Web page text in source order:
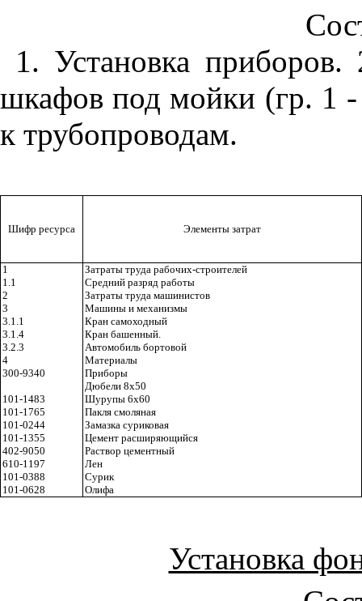
1. Установка
шкафов под мойки (гр. 1
к трубопроводам.
Шифр ресурса Элементы затрат
1
Затраты труда рабочих-строителей
1.1
Средний разряд работы
2
Затраты труда машинистов
3
Машины и механизмы
3.1.1
Кран самоходный
3.1.4
Кран башенный.
3.2.3
Автомобиль бортовой
4
Материалы
300-9340
Приборы
Дюбели 8х50
101-1483
Шурупы 6х60
101-1765
Пакля смоляная
101-0244
Замазка суриковая
101-1355
Цемент расширяющийся
402-9050
Раствор цементный
610-1197
Лен
101-0388
Сурик
101-0628
Олифа
Установка